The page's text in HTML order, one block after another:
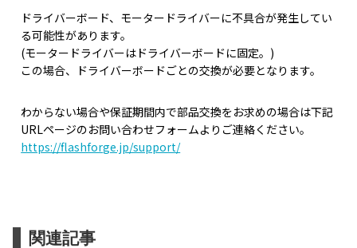
ドライバーボード、モータードライバーに不具合が発生してい
る可能性があります。
(モータードライバーはドライバーボードに固定。)
この場合、ドライバーボードごとの交換が必要となります。
わからない場合や保証期間内で部品交換をお求めの場合は下記
URLページのお問い合わせフォームよりご連絡ください。
https://flashforge.jp/support/
関連記事